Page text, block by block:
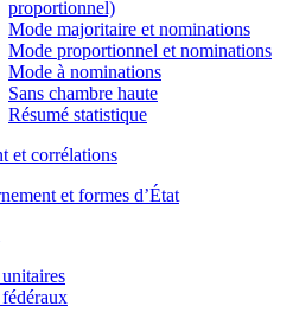
proportionnel)
Mode majoritaire et nominations
Mode proportionnel et nominations
Mode à nominations
Sans chambre haute
Résumé statistique
et corrélations
et formes d’État